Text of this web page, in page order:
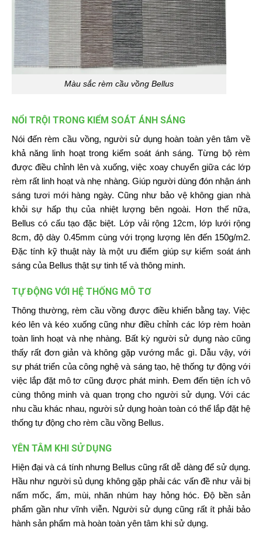
Màu sắc rèm cầu vồng Bellus
NỔI TRỘI TRONG KIỂM SOÁT ÁNH SÁNG
Nói đến rèm cầu vồng, người sử dụng hoàn toàn yên tâm về
khả năng linh hoạt trong kiểm soát ánh sáng. Từng bộ rèm
được điều chỉnh lên và xuống, việc xoay chuyển giữa các lớp
rèm rất linh hoạt và nhẹ nhàng. Giúp người dùng đón nhận ánh
sáng tươi mới hàng ngày. Cũng như bảo vệ không gian nhà
khỏi sự hấp thụ của nhiệt lượng bên ngoài. Hơn thế nữa,
Bellus có cấu tạo đặc biệt. Lớp vải rộng 12cm, lớp lưới rộng
8cm, độ dày 0.45mm cùng với trọng lượng lên đến 150g/m2.
Đặc tính kỹ thuật này là một ưu điểm giúp sự kiểm soát ánh
sáng của Bellus thật sự tinh tế và thông minh.
TỰ ĐỘNG VỚI HỆ THỐNG MÔ TƠ
Thông thường, rèm cầu vồng được điều khiển bằng tay. Việc
kéo lên và kéo xuống cũng như điều chỉnh các lớp rèm hoàn
toàn linh hoạt và nhẹ nhàng. Bất kỳ người sử dụng nào cũng
thấy rất đơn giản và không gặp vướng mắc gì. Dẫu vậy, với
sự phát triển của công nghệ và sáng tạo, hệ thống tự động với
việc lắp đặt mô tơ cũng được phát minh. Đem đến tiện ích vô
cùng thông minh và quan trọng cho người sử dụng. Với các
nhu cầu khác nhau, người sử dụng hoàn toàn có thể lắp đặt hệ
thống tự động cho rèm cầu vồng Bellus.
YÊN TÂM KHI SỬ DỤNG
Hiện đại và cá tính nhưng Bellus cũng rất dễ dàng để sử dụng.
Hầu như người sủ dụng không gặp phải các vấn đề như vải bị
nấm mốc, ẩm, mùi, nhăn nhúm hay hỏng hóc. Độ bền sản
phẩm gần như vĩnh viễn. Người sử dụng cũng rất ít phải bảo
hành sản phẩm mà hoàn toàn yên tâm khi sử dụng.